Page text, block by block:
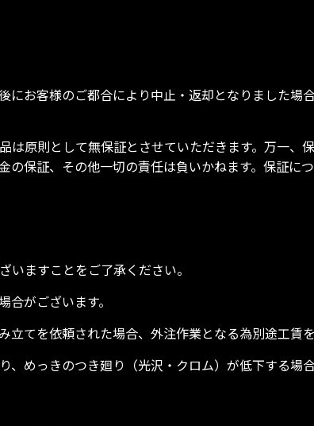
お客様のご都合により中止・返却となりました場
原則として無保証とさせていただきます。万一、
保証、その他一切の責任は負いかねます。保証に
ますことをご了承ください。
がございます。
てを依頼された場合、外注作業となる為別途工賃
めっきのつき廻り（光沢・クロム）が低下する場合